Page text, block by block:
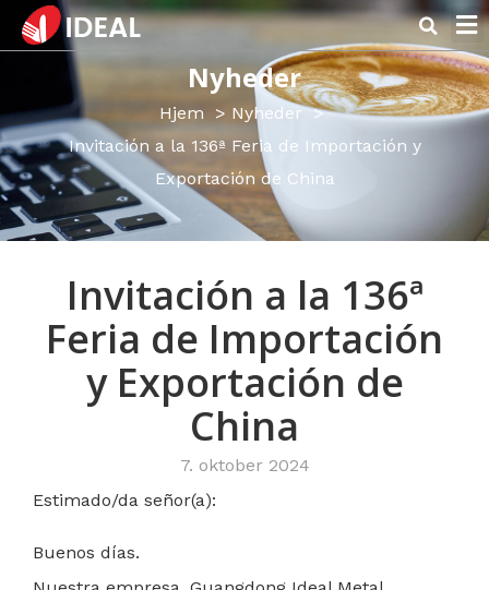
Nyheder
Hjem
Nyheder
Invitación a la 136ª Feria de Importación y
Exportación de China
Invitación a la 136ª
Feria de Importación
y Exportación de
China
7. oktober 2024
Estimado/da señor(a):
Buenos días.